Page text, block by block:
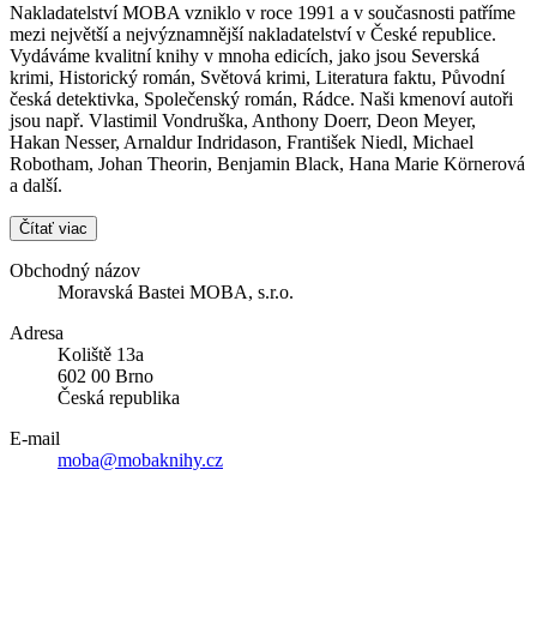
Nakladatelství MOBA vzniklo v roce 1991 a v současnosti patříme
mezi největší a nejvýznamnější nakladatelství v České republice.
Vydáváme kvalitní knihy v mnoha edicích, jako jsou Severská
krimi, Historický román, Světová krimi, Literatura faktu, Původní
česká detektivka, Společenský román, Rádce. Naši kmenoví autoři
jsou např. Vlastimil Vondruška, Anthony Doerr, Deon Meyer,
Hakan Nesser, Arnaldur Indridason, František Niedl, Michael
Robotham, Johan Theorin, Benjamin Black, Hana Marie Körnerová
a další.
Čítať viac
Obchodný názov
Moravská Bastei MOBA, s.r.o.
Adresa
Koliště 13a
602 00 Brno
Česká republika
E-mail
moba@mobaknihy.cz